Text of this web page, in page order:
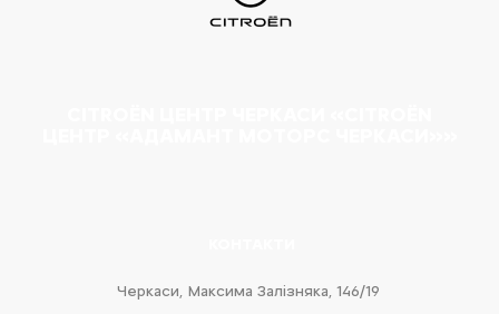
Черкаси, Максима Залізняка, 146/19